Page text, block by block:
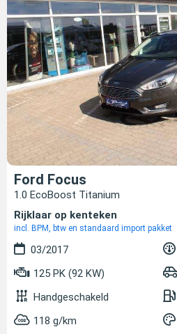
Ford Focus
1.0 EcoBoost Titanium
Rijklaar op kenteken
incl. BPM, btw en standaard import pakket
03/2017
125 PK (92 KW)
Handgeschakeld
118 g/km